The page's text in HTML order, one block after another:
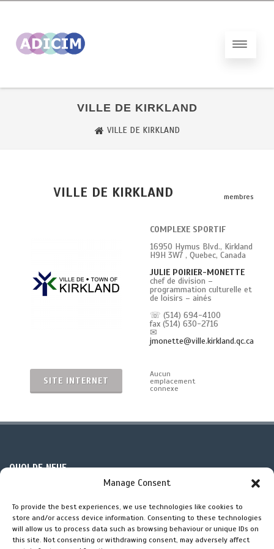
Manage Consent
To provide the best experiences, we use technologies like cookies to
store and/or access device information. Consenting to these technologies
will allow us to process data such as browsing behaviour or unique IDs on
this site. Not consenting or withdrawing consent, may adversely affect
VILLE DE KIRKLAND
VILLE DE KIRKLAND
VILLE DE KIRKLAND membres
COMPLEXE SPORTIF
16950 Hymus Blvd., Kirkland
H9H 3W7 , Quebec, Canada
JULIE POIRIER-MONETTE
chef de division –
programmation culturelle et
de loisirs – ainés
☏ (514) 694-4100
fax (514) 630-2716
✉
jmonette@ville.kirkland.qc.ca
SITE INTERNET
Aucun
emplacement
connexe
QUOI DE NEUF
Informations supplémentaires pour les artistes
Bienvenue sur notre nouveau site web!